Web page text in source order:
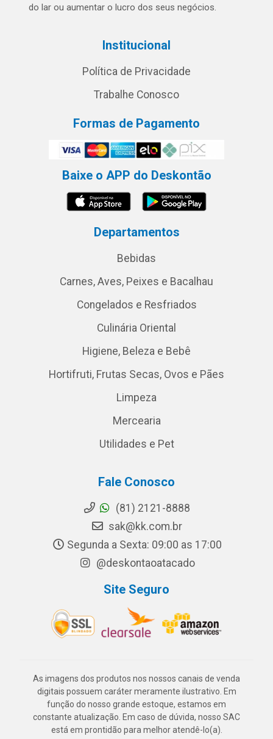
do lar ou aumentar o lucro dos seus negócios.
Institucional
Política de Privacidade
Trabalhe Conosco
Formas de Pagamento
Baixe o APP do Deskontão
Departamentos
Bebidas
Carnes, Aves, Peixes e Bacalhau
Congelados e Resfriados
Culinária Oriental
Higiene, Beleza e Bebê
Hortifruti, Frutas Secas, Ovos e Pães
Limpeza
Mercearia
Utilidades e Pet
Fale Conosco
(81) 2121-8888
sak@kk.com.br
Segunda a Sexta: 09:00 as 17:00
@deskontaoatacado
Site Seguro
As imagens dos produtos nos nossos canais de venda
digitais possuem caráter meramente ilustrativo. Em
função do nosso grande estoque, estamos em
constante atualização. Em caso de dúvida, nosso SAC
está em prontidão para melhor atendê-lo(a).